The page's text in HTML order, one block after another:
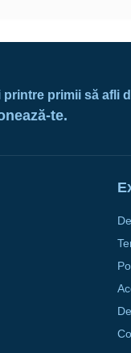
printre primii să afli
te.